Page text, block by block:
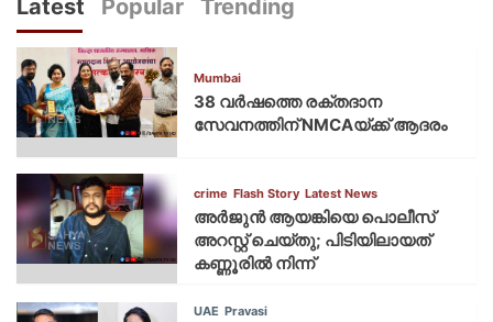
Latest Popular Trending
Mumbai
38 വർഷത്തെ രക്തദാന
സേവനത്തിന് NMCAയ്ക്ക് ആദരം
crime Flash Story Latest News
അർജുൻ ആയങ്കിയെ പൊലീസ്
അറസ്റ്റ് ചെയ്‌തു; പിടിയിലായത്
കണ്ണൂരിൽ നിന്ന്
UAE Pravasi